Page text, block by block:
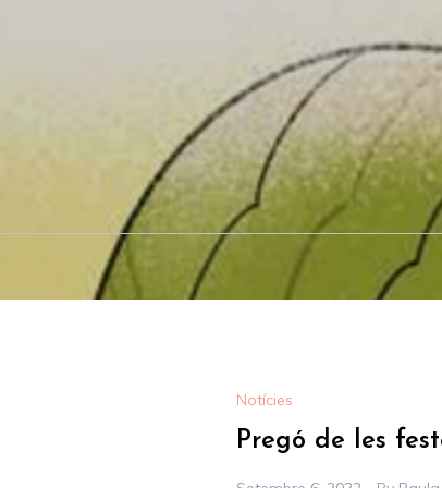
Notícies
Pregó de les